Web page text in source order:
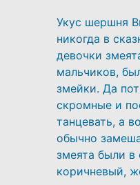
ВОСПИТАНИЕ
РАЗВИТИЕ
СМОТРЕТЬ
СКАЗОК И
Укус шершня
никогда в
девочки
мальчиков,
змейки. Да
скромные и
танцевать, а
обычно
змеята были
коричневый,